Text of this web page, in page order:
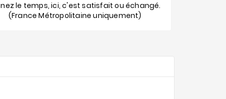
le temps, ici, c'est satisfait ou échangé.
(France Métropolitaine uniquement)